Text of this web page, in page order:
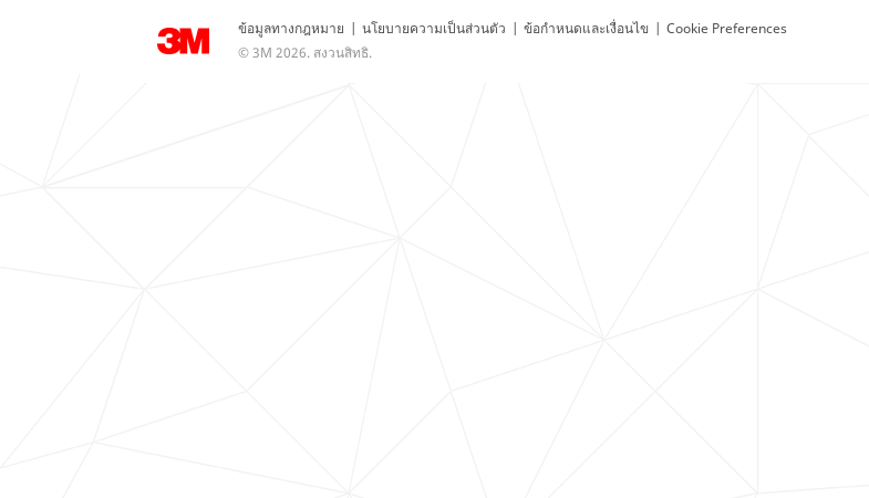
ข้อมูลทางกฎหมาย | นโยบายความเป็นส่วนตัว | ข้อกำหนดและเงื่อนไข | Cookie Preferences
© 3M 2026. สงวนสิทธิ.